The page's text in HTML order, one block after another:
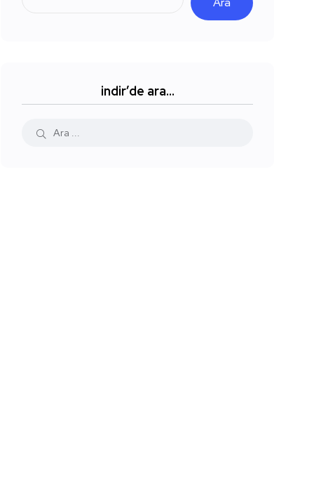
indir’de ara…